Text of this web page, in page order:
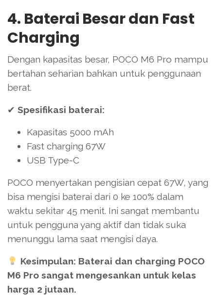
4. Baterai Besar dan Fast
Charging
Dengan kapasitas besar, POCO M6 Pro mampu
bertahan seharian bahkan untuk penggunaan
berat.
✔ Spesifikasi baterai:
Kapasitas 5000 mAh
Fast charging 67W
USB Type-C
POCO menyertakan pengisian cepat 67W, yang
bisa mengisi baterai dari 0 ke 100% dalam
waktu sekitar 45 menit. Ini sangat membantu
untuk pengguna yang aktif dan tidak suka
menunggu lama saat mengisi daya.
Kesimpulan: Baterai dan charging POCO
M6 Pro sangat mengesankan untuk kelas
harga 2 jutaan.